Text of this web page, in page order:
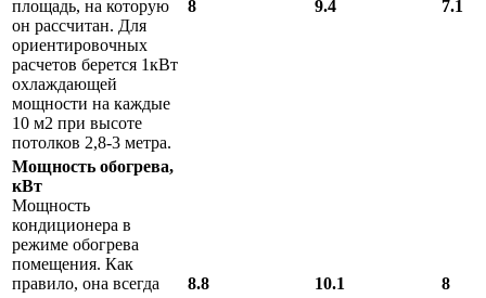
площадь, на которую
он рассчитан. Для
ориентировочных
расчетов берется 1кВт
охлаждающей
мощности на каждые
10 м2 при высоте
потолков 2,8-3 метра.
8 9.4 7.1
Мощность обогрева,
кВт
Мощность
кондиционера в
режиме обогрева
помещения. Как
правило, она всегда
8.8 10.1 8